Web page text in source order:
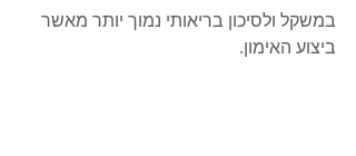
במשקל ולסיכון בריאותי נמוך יותר מאשר
ביצוע האימון.